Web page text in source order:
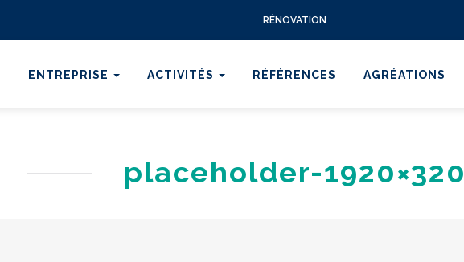
RÉNOVATION
ENTREPRISE ACTIVITÉS RÉFÉRENCES AGRÉATIONS
placeholder-1920×320